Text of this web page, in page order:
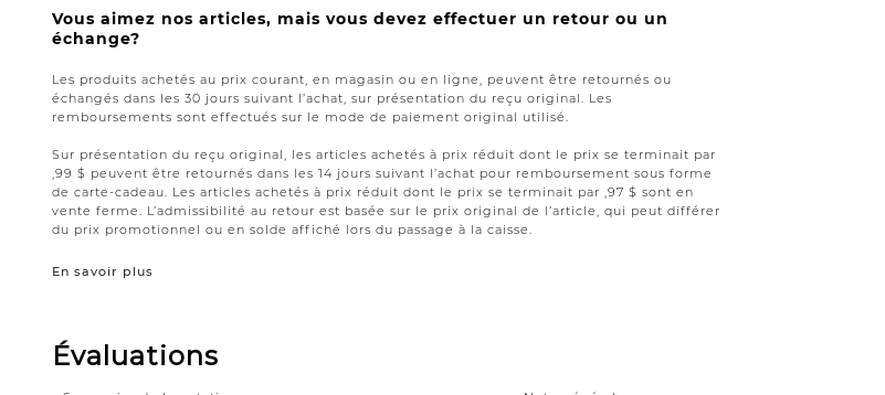
Vous aimez nos articles, mais vous devez effectuer un retour ou un
échange?
Les produits achetés au prix courant, en magasin ou en ligne, peuvent être retournés ou
échangés dans les 30 jours suivant l’achat, sur présentation du reçu original. Les
remboursements sont effectués sur le mode de paiement original utilisé.
Sur présentation du reçu original, les articles achetés à prix réduit dont le prix se terminait par
,99 $ peuvent être retournés dans les 14 jours suivant l’achat pour remboursement sous forme
de carte-cadeau. Les articles achetés à prix réduit dont le prix se terminait par ,97 $ sont en
vente ferme. L’admissibilité au retour est basée sur le prix original de l’article, qui peut différer
du prix promotionnel ou en solde affiché lors du passage à la caisse.
En savoir plus